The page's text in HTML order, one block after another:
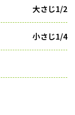
大さじ1/2
小さじ1/4